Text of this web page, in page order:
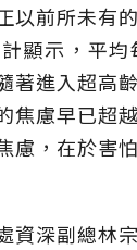
以前所未有
顯示，平
著進入超高
焦慮早已超
慮，在於害
資深副總林